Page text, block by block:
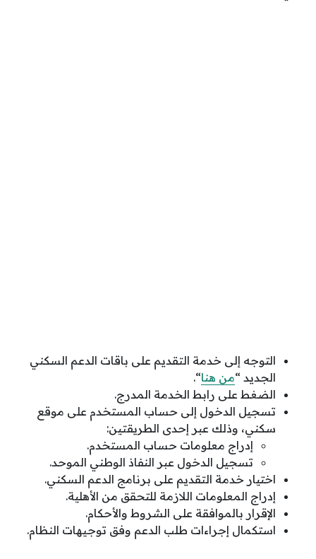
التوجه إلى خدمة التقديم على باقات الدعم السكني
الجديد “من هنا“.
الضغط على رابط الخدمة المدرج.
تسجيل الدخول إلى حساب المستخدم على موقع
سكني، وذلك عبر إحدى الطريقتين:
إدراج معلومات حساب المستخدم.
تسجيل الدخول عبر النفاذ الوطني الموحد.
اختيار خدمة التقديم على برنامج الدعم السكني.
إدراج المعلومات اللازمة للتحقق من الأهلية.
الإقرار بالموافقة على الشروط والأحكام.
استكمال إجراءات طلب الدعم وفق توجيهات النظام.